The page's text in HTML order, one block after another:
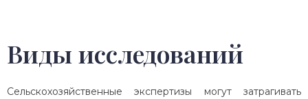
Виды исследований
Сельскохозяйственные экспертизы могут затрагивать